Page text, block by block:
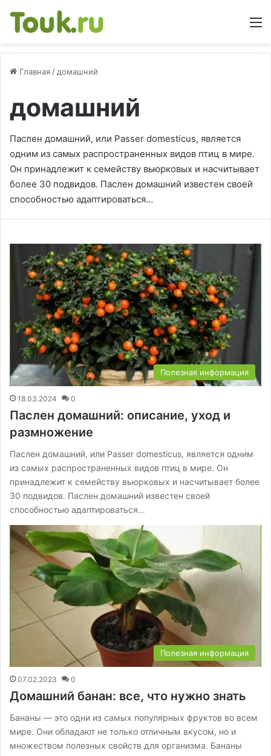
Главная / домашний
домашний
Паслен домашний, или Passer domesticus, является
одним из самых распространенных видов птиц в мире.
Он принадлежит к семейству вьюрковых и насчитывает
более 30 подвидов. Паслен домашний известен своей
способностью адаптироваться…
Полезная информация
18.03.2024 0
Паслен домашний: описание, уход и
размножение
Паслен домашний, или Passer domesticus, является одним
из самых распространенных видов птиц в мире. Он
принадлежит к семейству вьюрковых и насчитывает более
30 подвидов. Паслен домашний известен своей
способностью адаптироваться…
Полезная информация
07.02.2023 0
Домашний банан: все, что нужно знать
Бананы — это одни из самых популярных фруктов во всем
мире. Они обладают не только отличным вкусом, но и
множеством полезных свойств для организма. Бананы